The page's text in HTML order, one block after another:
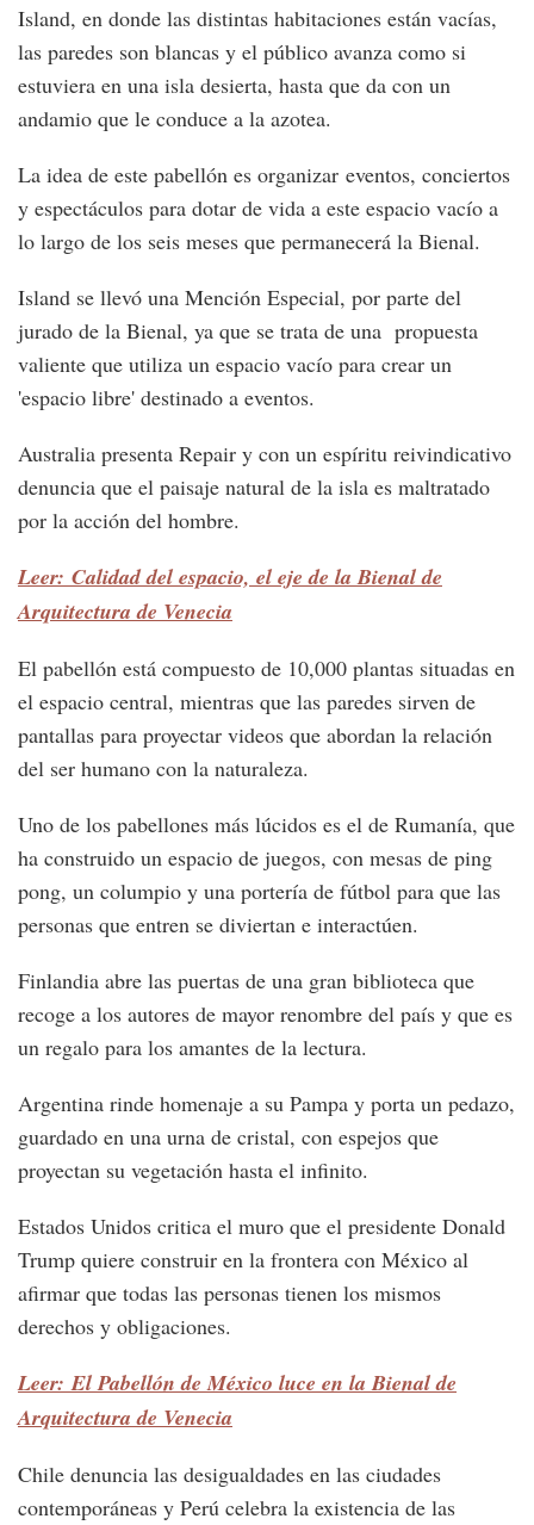
Island, en donde las distintas habitaciones están vacías,
las paredes son blancas y el público avanza como si
estuviera en una isla desierta, hasta que da con un
andamio que le conduce a la azotea.
La idea de este pabellón es organizar eventos, conciertos
y espectáculos para dotar de vida a este espacio vacío a
lo largo de los seis meses que permanecerá la Bienal.
Island se llevó una Mención Especial, por parte del
jurado de la Bienal, ya que se trata de una propuesta
valiente que utiliza un espacio vacío para crear un
'espacio libre' destinado a eventos.
Australia presenta Repair y con un espíritu reivindicativo
denuncia que el paisaje natural de la isla es maltratado
por la acción del hombre.
Leer: Calidad del espacio, el eje de la Bienal de
Arquitectura de Venecia
El pabellón está compuesto de 10,000 plantas situadas en
el espacio central, mientras que las paredes sirven de
pantallas para proyectar videos que abordan la relación
del ser humano con la naturaleza.
Uno de los pabellones más lúcidos es el de Rumanía, que
ha construido un espacio de juegos, con mesas de ping
pong, un columpio y una portería de fútbol para que las
personas que entren se diviertan e interactúen.
Finlandia abre las puertas de una gran biblioteca que
recoge a los autores de mayor renombre del país y que es
un regalo para los amantes de la lectura.
Argentina rinde homenaje a su Pampa y porta un pedazo,
guardado en una urna de cristal, con espejos que
proyectan su vegetación hasta el infinito.
Estados Unidos critica el muro que el presidente Donald
Trump quiere construir en la frontera con México al
afirmar que todas las personas tienen los mismos
derechos y obligaciones.
Leer: El Pabellón de México luce en la Bienal de
Arquitectura de Venecia
Chile denuncia las desigualdades en las ciudades
contemporáneas y Perú celebra la existencia de las